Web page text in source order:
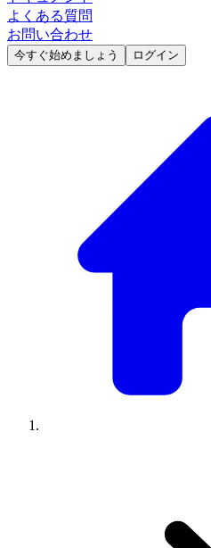
よくある質問
お問い合わせ
今すぐ始めましょう ログイン